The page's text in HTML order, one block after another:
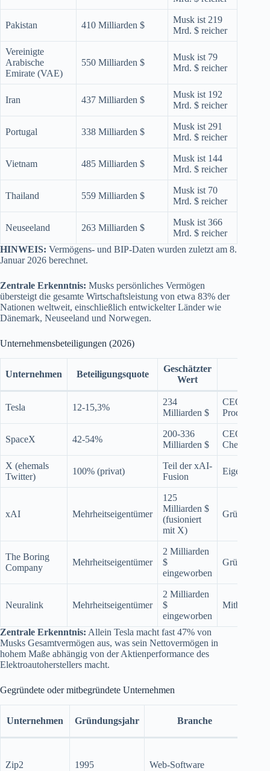
Pakistan 410 Milliarden $
Musk ist 219
Mrd. $ reicher
Vereinigte
Arabische
Emirate (VAE)
550 Milliarden $
Musk ist 79
Mrd. $ reicher
Iran 437 Milliarden $
Musk ist 192
Mrd. $ reicher
Portugal 338 Milliarden $
Musk ist 291
Mrd. $ reicher
Vietnam 485 Milliarden $
Musk ist 144
Mrd. $ reicher
Thailand 559 Milliarden $
Musk ist 70
Mrd. $ reicher
Neuseeland 263 Milliarden $
Musk ist 366
Mrd. $ reicher
HINWEIS: Vermögens- und BIP-Daten wurden zuletzt am 8.
Januar 2026 berechnet.
Zentrale Erkenntnis: Musks persönliches Vermögen
übersteigt die gesamte Wirtschaftsleistung von etwa 83% der
Nationen weltweit, einschließlich entwickelter Länder wie
Dänemark, Neuseeland und Norwegen.
Unternehmensbeteiligungen (2026)
Unternehmen Beteiligungsquote
Geschätzter
Wert
Tesla 12-15,3%
234
Milliarden $
CEO,
SpaceX 42-54%
200-336
Milliarden $
CEO,
X (ehemals
Twitter)
100% (privat)
Teil der xAI-
Fusion
Eigentümer
xAI Mehrheitseigentümer
125
Milliarden $
(fusioniert
mit X)
Gründer
The Boring
Company
Mehrheitseigentümer
2 Milliarden
$
eingeworben
Gründer
Neuralink Mehrheitseigentümer
2 Milliarden
$
eingeworben
Zentrale Erkenntnis: Allein Tesla macht fast 47% von
Musks Gesamtvermögen aus, was sein Nettovermögen in
hohem Maße abhängig von der Aktienperformance des
Elektroautoherstellers macht.
Gegründete oder mitbegründete Unternehmen
Unternehmen Gründungsjahr Branche
Zip2 1995 Web-Software